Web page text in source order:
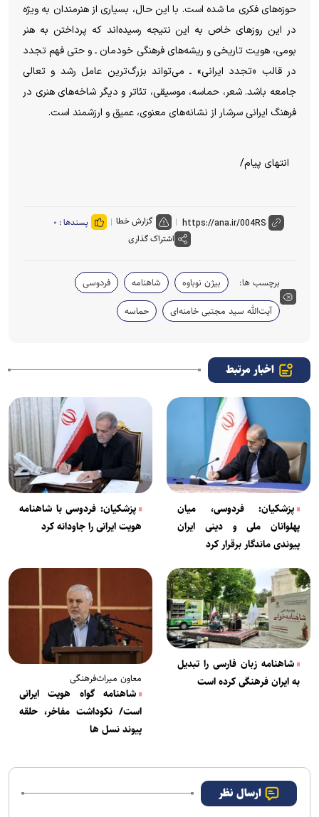
حوزه‌های فکری ما شده است. با این حال، بسیاری از هنرمندان به ویژه
در این روزهای خاص به این نتیجه رسیده‌اند که پرداختن به هنر
بومی، هویت تاریخی و ریشه‌های فرهنگی خودمان ـ و حتی فهم تجدد
در قالب «تجدد ایرانی» ـ می‌تواند بزرگ‌ترین عامل رشد و تعالی
جامعه باشد. شعر، حماسه، موسیقی، تئاتر و دیگر شاخه‌های هنری در
فرهنگ ایرانی سرشار از نشانه‌های معنوی، عمیق و ارزشمند است.
انتهای پیام/
گزارش خطا پسندها : ۰
اشتراک گذاری
برچسب ها: بیژن نوباوه شاهنامه
فردوسی
آیت‌الله سید مجتبی خامنه‌ای
حماسه
اخبار مرتبط
پزشکیان: فردوسی، میان
پهلوانان ملی و دینی ایران
پیوندی ماندگار برقرار کرد
پزشکیان: فردوسی با شاهنامه
هویت ایرانی را جاودانه کرد
شاهنامه زبان فارسی را تبدیل
به ایران فرهنگی کرده است
معاون میراث‌فرهنگی
شاهنامه گواه هویت ایرانی
است/ نکوداشت مفاخر، حلقه
پیوند نسل ها
ارسال نظر